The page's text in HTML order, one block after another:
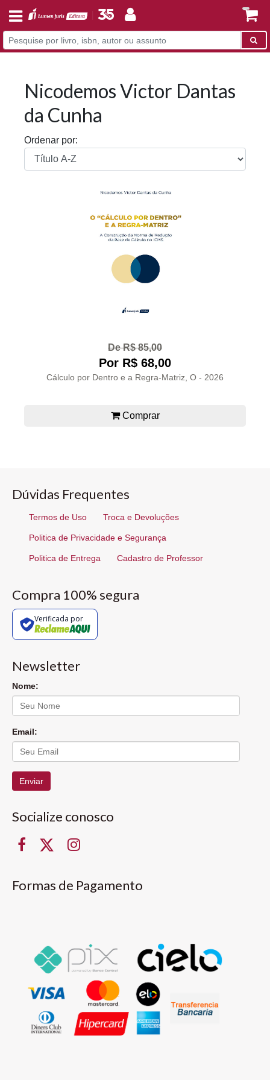
Nicodemos Victor Dantas
da Cunha
Ordenar por:
De R$ 85,00
Por R$ 68,00
Cálculo por Dentro e a Regra-Matriz, O - 2026
Comprar
Dúvidas Frequentes
Termos de Uso Troca e Devoluções
Politica de Privacidade e Segurança
Politica de Entrega Cadastro de Professor
Compra 100% segura
Verificada por
Newsletter
Nome:
Email:
Enviar
Socialize conosco
Formas de Pagamento